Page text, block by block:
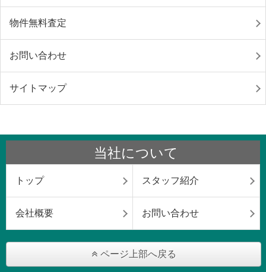
物件無料査定
お問い合わせ
サイトマップ
当社について
トップ スタッフ紹介
会社概要 お問い合わせ
ページ上部へ戻る